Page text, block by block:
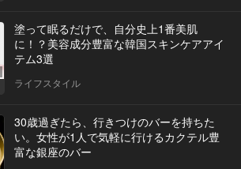
塗って眠るだけで、自分史上1番美肌
に！？美容成分豊富な韓国スキンケアアイ
テム3選
ライフスタイル
30歳過ぎたら、行きつけのバーを持ちた
い。女性が1人で気軽に行けるカクテル豊
富な銀座のバー